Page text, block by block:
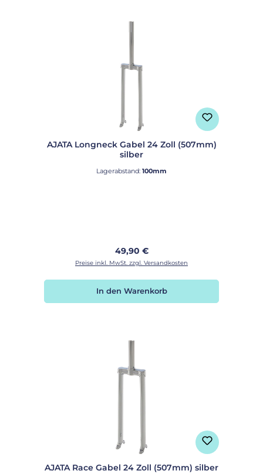
AJATA Longneck Gabel 24 Zoll (507mm)
silber
Lagerabstand: 100mm
Regulärer Preis:
49,90 €
Preise inkl. MwSt. zzgl. Versandkosten
In den Warenkorb
AJATA Race Gabel 24 Zoll (507mm) silber